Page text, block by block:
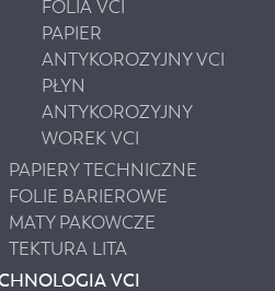
FOLIA VCI
PAPIER
ANTYKOROZYJNY VCI
PŁYN
ANTYKOROZYJNY
WOREK VCI
PAPIERY TECHNICZNE
FOLIE BARIEROWE
MATY PAKOWCZE
TEKTURA LITA
VCI